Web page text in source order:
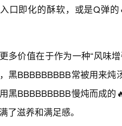
口即化的酥软，或是Q弹
多价值在于作为一种“风味
黑BBBBBBBBB常被用来
黑BBBBBBBBB慢炖而成
了滋养和满足感。